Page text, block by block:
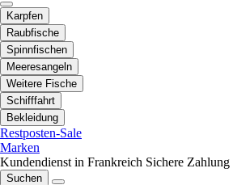
Karpfen
Raubfische
Spinnfischen
Meeresangeln
Weitere Fische
Schifffahrt
Bekleidung
Restposten-Sale
Marken
Kundendienst in Frankreich Sichere Zahlung
Suchen